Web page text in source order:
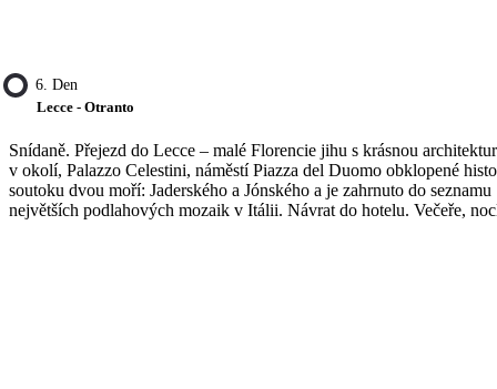
6. Den
Lecce - Otranto
Snídaně. Přejezd do Lecce – malé Florencie jihu s krásnou
v okolí, Palazzo Celestini, náměstí Piazza del Duomo obklopené
soutoku dvou moří: Jaderského a Jónského a je zahrnuto do
největších podlahových mozaik v Itálii. Návrat do hotelu. Večeře,